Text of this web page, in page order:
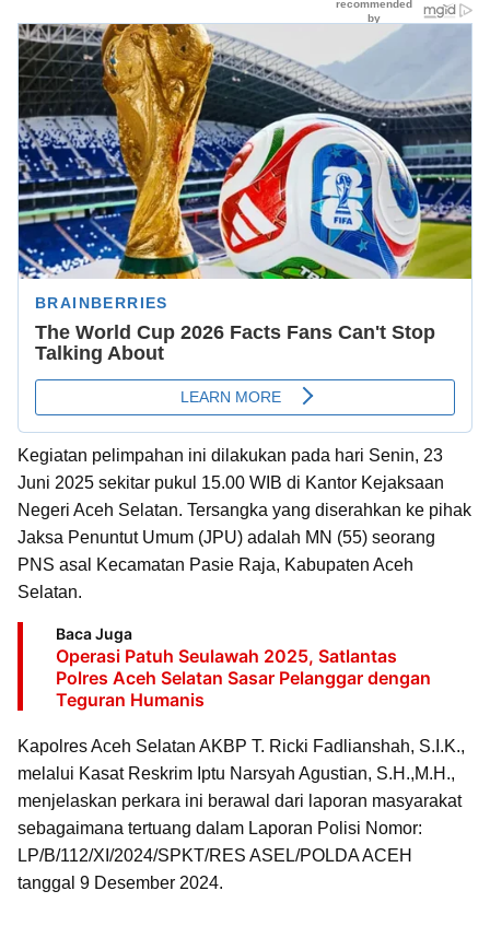
Kegiatan pelimpahan ini dilakukan pada hari Senin, 23
Juni 2025 sekitar pukul 15.00 WIB di Kantor Kejaksaan
Negeri Aceh Selatan. Tersangka yang diserahkan ke pihak
Jaksa Penuntut Umum (JPU) adalah MN (55) seorang
PNS asal Kecamatan Pasie Raja, Kabupaten Aceh
Selatan.
Baca Juga
Operasi Patuh Seulawah 2025, Satlantas
Polres Aceh Selatan Sasar Pelanggar dengan
Teguran Humanis
Kapolres Aceh Selatan AKBP T. Ricki Fadlianshah, S.I.K.,
melalui Kasat Reskrim Iptu Narsyah Agustian, S.H.,M.H.,
menjelaskan perkara ini berawal dari laporan masyarakat
sebagaimana tertuang dalam Laporan Polisi Nomor:
LP/B/112/XI/2024/SPKT/RES ASEL/POLDA ACEH
tanggal 9 Desember 2024.